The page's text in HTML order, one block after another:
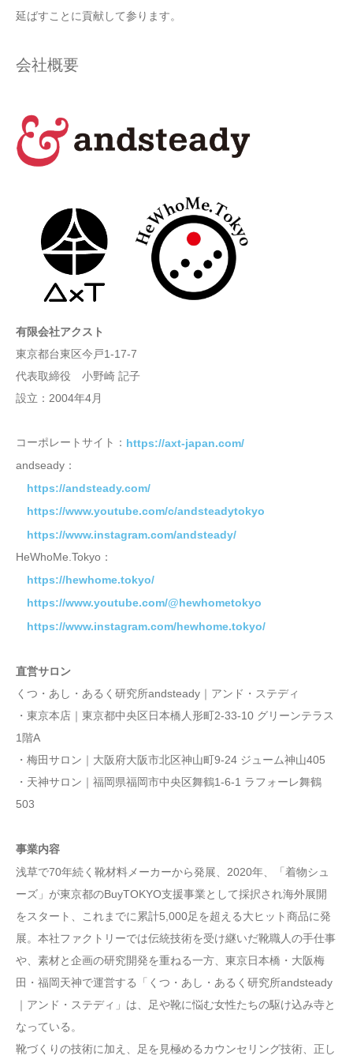
延ばすことに貢献して参ります。
会社概要
有限会社アクスト
東京都台東区今戸1-17-7
代表取締役 小野崎 記子
設立：2004年4月
コーポレートサイト： https://axt-japan.com/
andseady：
https://andsteady.com/
https://www.youtube.com/c/andsteadytokyo
https://www.instagram.com/andsteady/
HeWhoMe.Tokyo：
https://hewhome.tokyo/
https://www.youtube.com/@hewhometokyo
https://www.instagram.com/hewhome.tokyo/
直営サロン
くつ・あし・あるく研究所andsteady｜アンド・ステディ
・東京本店｜東京都中央区日本橋人形町2-33-10 グリーンテラス
1階A
・梅田サロン｜大阪府大阪市北区神山町9-24 ジューム神山405
・天神サロン｜福岡県福岡市中央区舞鶴1-6-1 ラフォーレ舞鶴
503
事業内容
浅草で70年続く靴材料メーカーから発展、2020年、「着物シュ
ーズ」が東京都のBuyTOKYO支援事業として採択され海外展開
をスタート、これまでに累計5,000足を超える大ヒット商品に発
展。本社ファクトリーでは伝統技術を受け継いだ靴職人の手仕事
や、素材と企画の研究開発を重ねる一方、東京日本橋・大阪梅
田・福岡天神で運営する「くつ・あし・あるく研究所andsteady
｜アンド・ステディ」は、足や靴に悩む女性たちの駆け込み寺と
なっている。
靴づくりの技術に加え、足を見極めるカウンセリング技術、正し